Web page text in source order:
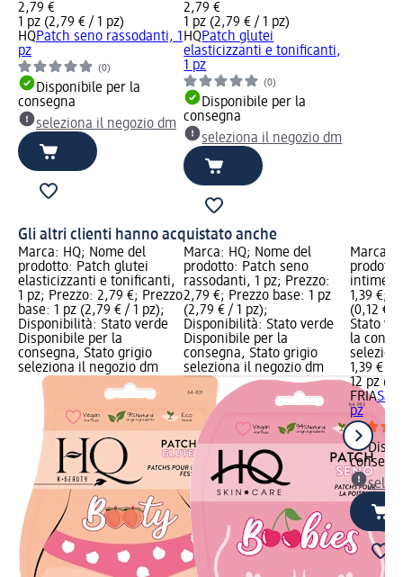
2,79 €
1 pz (2,79 € / 1 pz)
HQPatch seno rassodanti, 1
pz
(0)
Disponibile per la
consegna
seleziona il negozio dm
2,79 €
1 pz (2,79 € / 1 pz)
HQPatch glutei
elasticizzanti e tonificanti,
1 pz
(0)
Disponibile per la
consegna
seleziona il negozio dm
Gli altri clienti hanno acquistato anche
Marca: HQ; Nome del
prodotto: Patch glutei
elasticizzanti e tonificanti,
1 pz; Prezzo: 2,79 €; Prezzo
base: 1 pz (2,79 € / 1 pz);
Disponibilità: Stato verde
Disponibile per la
consegna, Stato grigio
seleziona il negozio dm
Marca: HQ; Nome del
prodotto: Patch seno
rassodanti, 1 pz; Prezzo:
2,79 €; Prezzo base: 1 pz
(2,79 € / 1 pz);
Disponibilità: Stato verde
Disponibile per la
consegna, Stato grigio
seleziona il negozio dm
Marca:
intime,
1,39 €;
(0,12 € /
Stato
la
1,39 €
12 pz
FRIA
pz